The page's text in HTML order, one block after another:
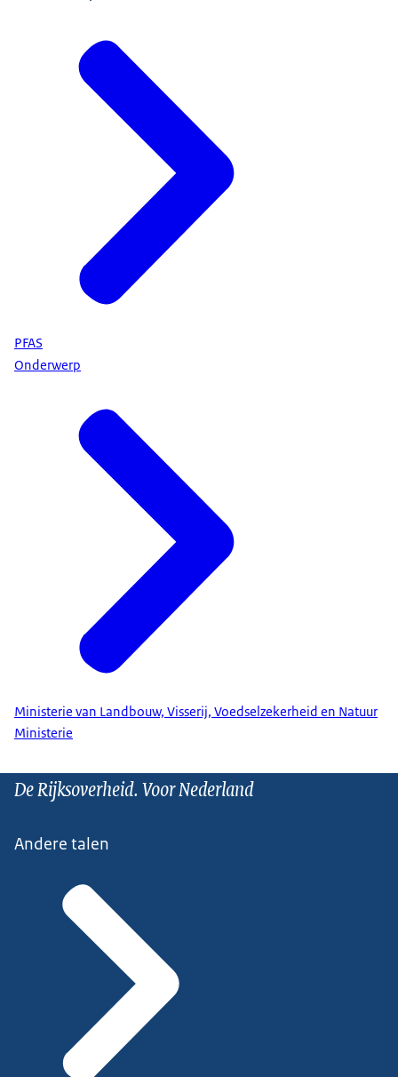
PFAS
Onderwerp
Ministerie van Landbouw, Visserij, Voedselzekerheid en Natuur
Ministerie
De Rijksoverheid. Voor Nederland
Andere talen